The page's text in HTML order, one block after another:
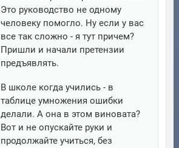
Это руководство не одному
человеку помогло. Ну если у вас
все так сложно - я тут причем?
Пришли и начали претензии
предъявлять.
В школе когда учились - в
таблице умножения ошибки
делали. А она в этом виновата?
Вот и не опускайте руки и
продолжайте учиться, без